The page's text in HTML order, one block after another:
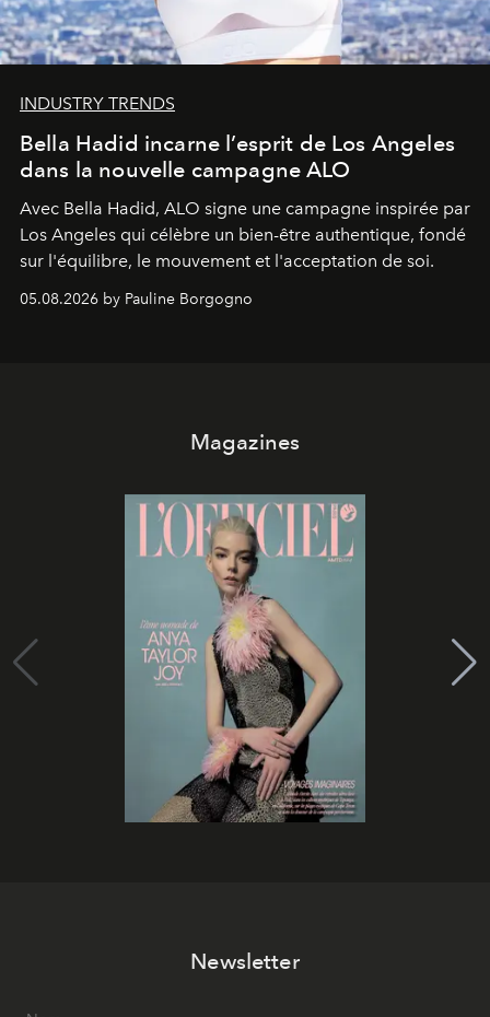
INDUSTRY TRENDS
Bella Hadid incarne l’esprit de Los Angeles
dans la nouvelle campagne ALO
Avec Bella Hadid, ALO signe une campagne inspirée par
Los Angeles qui célèbre un bien-être authentique, fondé
sur l'équilibre, le mouvement et l'acceptation de soi.
05.08.2026 by Pauline Borgogno
Magazines
Newsletter